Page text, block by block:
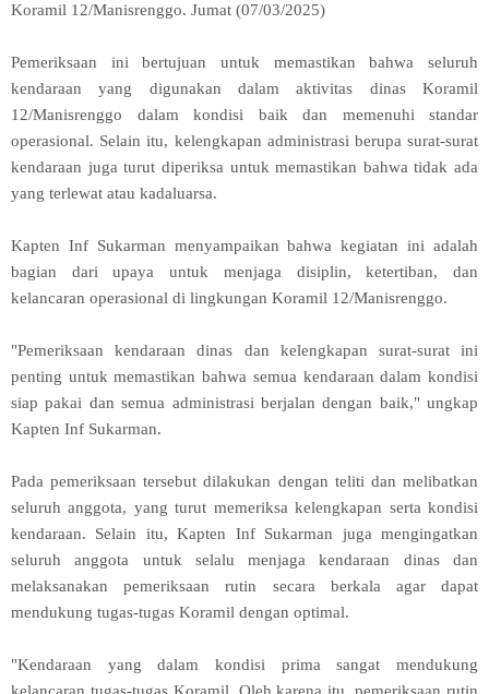
Koramil 12/Manisrenggo. Jumat (07/03/2025)
Pemeriksaan ini bertujuan untuk memastikan bahwa seluruh
kendaraan yang digunakan dalam aktivitas dinas Koramil
12/Manisrenggo dalam kondisi baik dan memenuhi standar
operasional. Selain itu, kelengkapan administrasi berupa surat-surat
kendaraan juga turut diperiksa untuk memastikan bahwa tidak ada
yang terlewat atau kadaluarsa.
Kapten Inf Sukarman menyampaikan bahwa kegiatan ini adalah
bagian dari upaya untuk menjaga disiplin, ketertiban, dan
kelancaran operasional di lingkungan Koramil 12/Manisrenggo.
"Pemeriksaan kendaraan dinas dan kelengkapan surat-surat ini
penting untuk memastikan bahwa semua kendaraan dalam kondisi
siap pakai dan semua administrasi berjalan dengan baik," ungkap
Kapten Inf Sukarman.
Pada pemeriksaan tersebut dilakukan dengan teliti dan melibatkan
seluruh anggota, yang turut memeriksa kelengkapan serta kondisi
kendaraan. Selain itu, Kapten Inf Sukarman juga mengingatkan
seluruh anggota untuk selalu menjaga kendaraan dinas dan
melaksanakan pemeriksaan rutin secara berkala agar dapat
mendukung tugas-tugas Koramil dengan optimal.
"Kendaraan yang dalam kondisi prima sangat mendukung